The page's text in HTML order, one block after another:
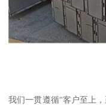
我们一贯遵循“客户至上